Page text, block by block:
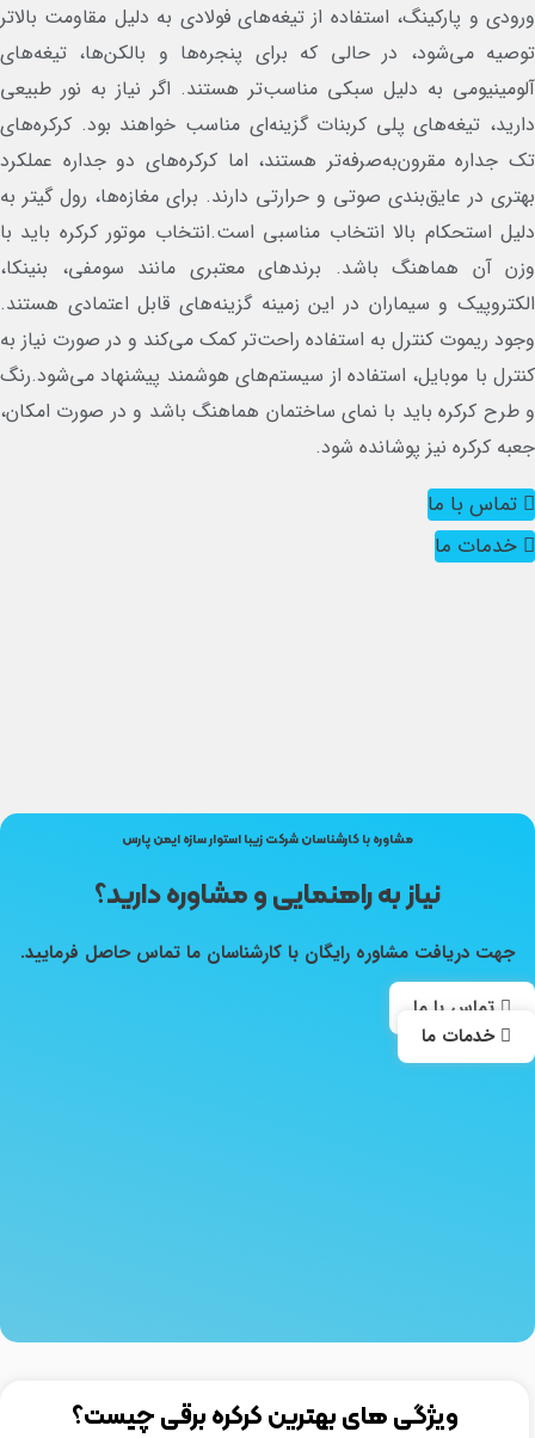
و پارکینگ، استفاده از تیغه‌های فولادی به دلیل مقاومت بالاتر
می‌شود، در حالی که برای پنجره‌ها و بالکن‌ها، تیغه‌های
به دلیل سبکی مناسب‌تر هستند. اگر نیاز به نور طبیعی
تیغه‌های پلی کربنات گزینه‌ای مناسب خواهند بود. کرکره‌های
جداره مقرون‌به‌صرفه‌تر هستند، اما کرکره‌های دو جداره عملکرد
در عایق‌بندی صوتی و حرارتی دارند. برای مغازه‌ها، رول گیتر به
استحکام بالا انتخاب مناسبی است.انتخاب موتور کرکره باید با
آن هماهنگ باشد. برندهای معتبری مانند سومفی، بنینکا،
و سیماران در این زمینه گزینه‌های قابل اعتمادی هستند.
ریموت کنترل به استفاده راحت‌تر کمک می‌کند و در صورت نیاز به
با موبایل، استفاده از سیستم‌های هوشمند پیشنهاد می‌شود.رنگ
کرکره باید با نمای ساختمان هماهنگ باشد و در صورت امکان،
کرکره نیز پوشانده شود.
تماس با ما
خدمات ما
مشاوره با کارشناسان شرکت زیبا استوار سازه ایمن پارس
نیاز به راهنمایی و مشاوره دارید؟
جهت دریافت مشاوره رایگان با کارشناسان ما تماس حاصل فرمایید.
تماس با ما
خدمات ما
ویژگی‌ های بهترین کرکره برقی چیست؟